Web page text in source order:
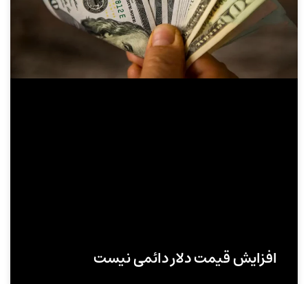
افزایش قیمت دلار دائمی نیست